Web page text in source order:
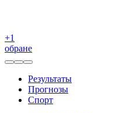
+1
обране
Результаты
Прогнозы
Спорт